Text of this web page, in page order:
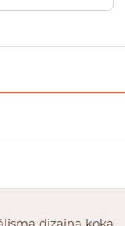
dizaina koka